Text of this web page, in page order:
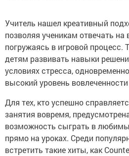
Учитель нашел креативный
позволяя ученикам отвечать на
погружаясь в игровой процесс.
детям развивать навыки
условиях стресса,
высокий уровень
Для тех, кто успешно
занятия вовремя,
возможность сыграть в
прямо на уроках. Среди
встретить такие хиты, как